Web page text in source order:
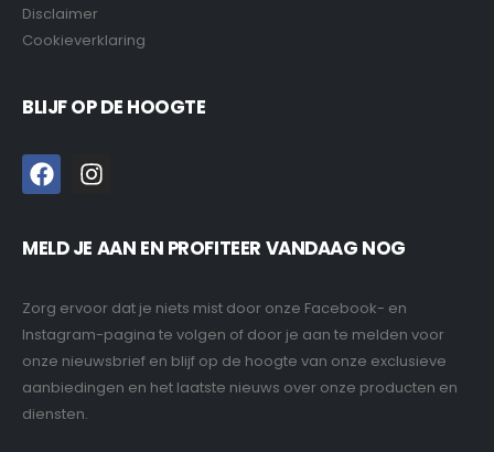
Disclaimer
Cookieverklaring
BLIJF OP DE HOOGTE
MELD JE AAN EN PROFITEER VANDAAG NOG
Zorg ervoor dat je niets mist door onze Facebook- en
Instagram-pagina te volgen of door je aan te melden voor
onze nieuwsbrief en blijf op de hoogte van onze exclusieve
aanbiedingen en het laatste nieuws over onze producten en
diensten.